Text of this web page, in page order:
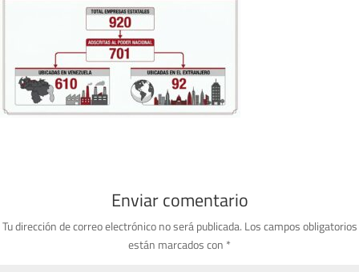
Enviar comentario
Tu dirección de correo electrónico no será publicada. Los campos obligatorios
están marcados con *